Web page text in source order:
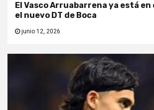
El Vasco Arruabarrena ya está en
el nuevo DT de Boca
junio 12, 2026